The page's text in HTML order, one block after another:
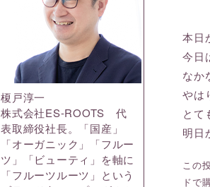
本日
今日
なか
やは
とて
明日
この
ドで
榎戸淳一
株式会社ES-ROOTS 代
表取締役社長。「国産」
「オーガニック」「フルー
ツ」「ビューティ」を軸に
「フルーツルーツ」という